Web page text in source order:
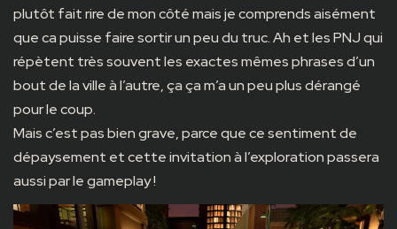
plutôt fait rire de mon côté mais je comprends aisément
que ca puisse faire sortir un peu du truc. Ah et les PNJ qui
répètent très souvent les exactes mêmes phrases d’un
bout de la ville à l’autre, ça ça m’a un peu plus dérangé
pour le coup.
Mais c’est pas bien grave, parce que ce sentiment de
dépaysement et cette invitation à l’exploration passera
aussi par le gameplay !